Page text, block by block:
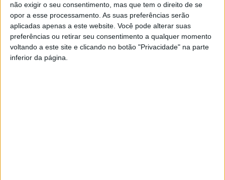
não exigir o seu consentimento, mas que tem o direito de se
opor a esse processamento. As suas preferências serão
aplicadas apenas a este website. Você pode alterar suas
preferências ou retirar seu consentimento a qualquer momento
voltando a este site e clicando no botão "Privacidade" na parte
inferior da página.
Esta e outras notícias para ouvir na Estação Diária – 96.8
FM ou em
www.968.fm
Pub